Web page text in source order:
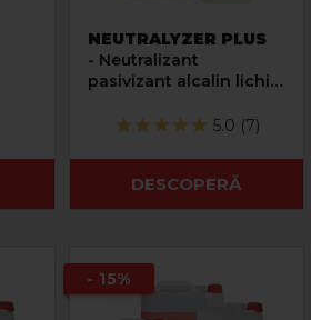
NEUTRALYZER PLUS
- Neutralizant
pasivizant alcalin lichid
5.0 (7)
DESCOPERĂ
- 15%